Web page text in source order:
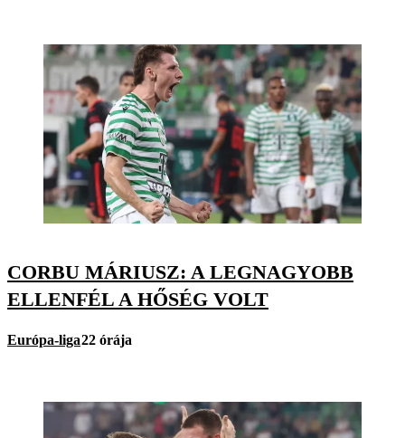
CORBU MÁRIUSZ: A LEGNAGYOBB
ELLENFÉL A HŐSÉG VOLT
Európa-liga22 órája